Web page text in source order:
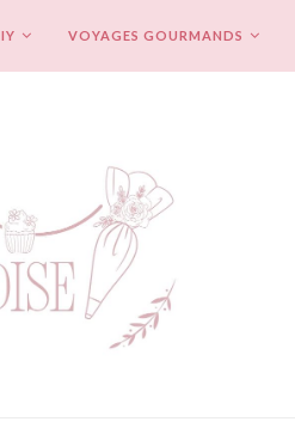
VOYAGES GOURMANDS